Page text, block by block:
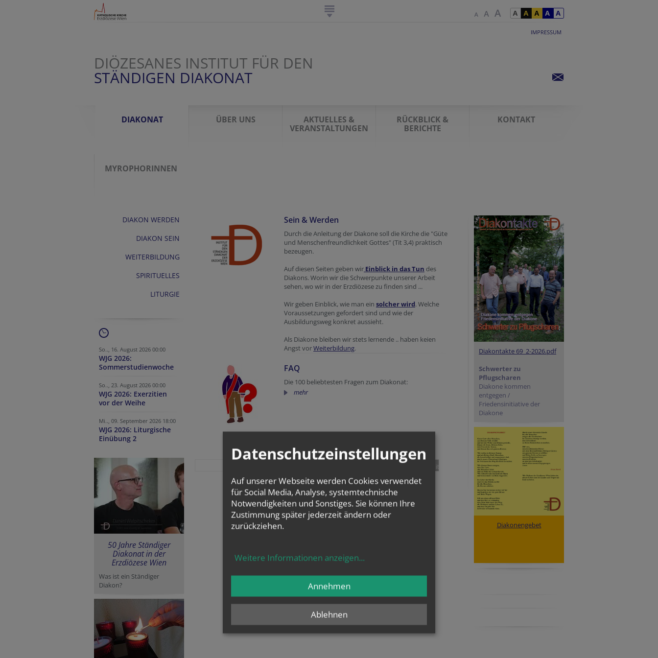
IMPRESSUM
DIÖZESANES INSTITUT FÜR DEN
STÄNDIGEN DIAKONAT
DIAKONAT ÜBER UNS
AKTUELLES &
VERANSTALTUNGEN
RÜCKBLICK &
BERICHTE
KONTAKT
MYROPHORINNEN
DIAKON WERDEN
DIAKON SEIN
WEITERBILDUNG
SPIRITUELLES
LITURGIE
So.., 16. August 2026 00:00
WJG 2026:
Sommerstudienwoche
So.., 23. August 2026 00:00
WJG 2026: Exerzitien
vor der Weihe
Mi.., 09. September 2026 18:00
WJG 2026: Liturgische
Einübung 2
50 Jahre Ständiger
Diakonat in der
Erzdiözese Wien
Was ist ein Ständiger
Diakon?
Sein & Werden
Durch die Anleitung der Diakone soll die Kirche die "Güte
und Menschenfreundlichkeit Gottes" (Tit 3,4) praktisch
bezeugen.
Auf diesen Seiten geben wir Einblick in das Tun des
Diakons. Worin wir die Schwerpunkte unserer Arbeit
sehen, wo wir in der Erzdiözese zu finden sind ...
Wir geben Einblick, wie man ein solcher wird. Welche
Voraussetzungen gefordert sind und wie der
Ausbildungsweg konkret aussieht.
Als Diakone bleiben wir stets lernende .. haben keien
Angst vorWeiterbildung.
FAQ
Die 100 beliebtesten Fragen zum Diakonat:
mehr
pin it
Diakontakte 69_2-2026.pdf
Schwerter zu
Pflugscharen
Diakone kommen
entgegen /
Friedensinitiative der
Diakone
Diakonengebet
Datenschutzeinstellungen
Auf unserer Webseite werden Cookies verwendet
für Social Media, Analyse, systemtechnische
Notwendigkeiten und Sonstiges. Sie können Ihre
Zustimmung später jederzeit ändern oder
zurückziehen.
Weitere Informationen anzeigen...
Ablehnen
Annehmen